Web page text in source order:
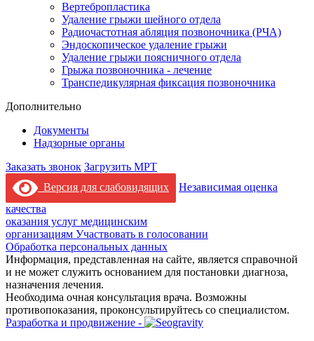
Вертебропластика
Удаление грыжи шейного отдела
Радиочастотная абляция позвоночника (РЧА)
Эндоскопическое удаление грыжи
Удаление грыжи поясничного отдела
Грыжа позвоночника - лечение
Транспедикулярная фиксация позвоночника
Дополнительно
Документы
Надзорные органы
Заказать звонок Загрузить МРТ
Версия для слабовидящих
Независимая оценка
качества
оказания услуг медицинским
организациям Участвовать в голосовании
Обработка персональных данных
Информация, представленная на сайте, является справочной
и не может служить основанием для постановки диагноза,
назначения лечения.
Необходима очная консультация врача. Возможны
противопоказания, проконсультируйтесь со специалистом.
Разработка и продвижение -